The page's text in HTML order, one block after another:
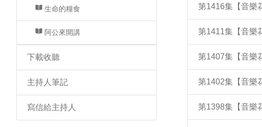
生命的糧食
阿公來開講
下載收聽
主持人筆記
寫信給主持人
第1416集【音樂
第1411集【音樂
第1407集【音樂
第1402集【音樂
第1398集【音樂